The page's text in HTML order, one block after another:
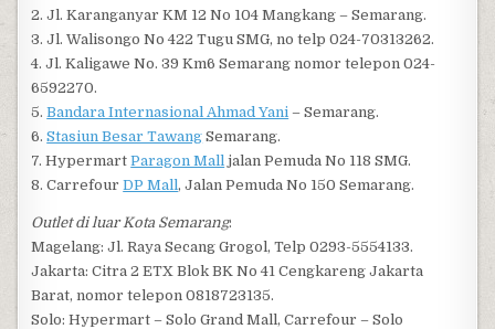
2. Jl. Karanganyar KM 12 No 104 Mangkang – Semarang.
3. Jl. Walisongo No 422 Tugu SMG, no telp 024-70313262.
4. Jl. Kaligawe No. 39 Km6 Semarang nomor telepon 024-
6592270.
5.Bandara Internasional Ahmad Yani – Semarang.
6.Stasiun Besar Tawang Semarang.
7. HypermartParagon Mall jalan Pemuda No 118 SMG.
8. CarrefourDP Mall, Jalan Pemuda No 150 Semarang.
Outlet di luar Kota Semarang:
Magelang: Jl. Raya Secang Grogol, Telp 0293-5554133.
Jakarta: Citra 2 ETX Blok BK No 41 Cengkareng Jakarta
Barat, nomor telepon 0818723135.
Solo: Hypermart – Solo Grand Mall, Carrefour – Solo